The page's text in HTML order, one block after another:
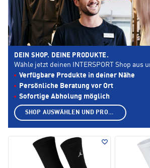
DEIN SHOP. DEINE PRODUKTE.
Wähle jetzt deinen INTERSPORT Shop aus
Verfügbare Produkte in deiner Nähe
Persönliche Beratung vor Ort
Sofortige Abholung möglich
SHOP AUSWÄHLEN UND PRODUKTE ANZEIGEN